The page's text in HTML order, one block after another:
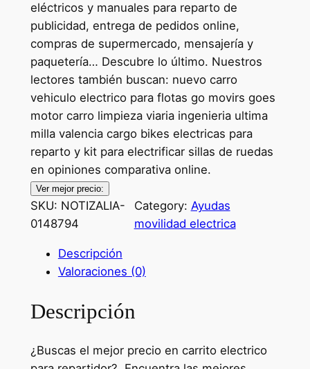
eléctricos y manuales para reparto de
publicidad, entrega de pedidos online,
compras de supermercado, mensajería y
paquetería… Descubre lo último. Nuestros
lectores también buscan: nuevo carro
vehiculo electrico para flotas go movirs goes
motor carro limpieza viaria ingenieria ultima
milla valencia cargo bikes electricas para
reparto y kit para electrificar sillas de ruedas
en opiniones comparativa online.
Ver mejor precio:
SKU: NOTIZALIA-
0148794
Category: Ayudas
movilidad electrica
Descripción
Valoraciones (0)
Descripción
¿Buscas el mejor precio en carrito electrico